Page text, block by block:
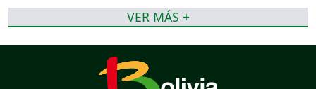
VER MÁS +